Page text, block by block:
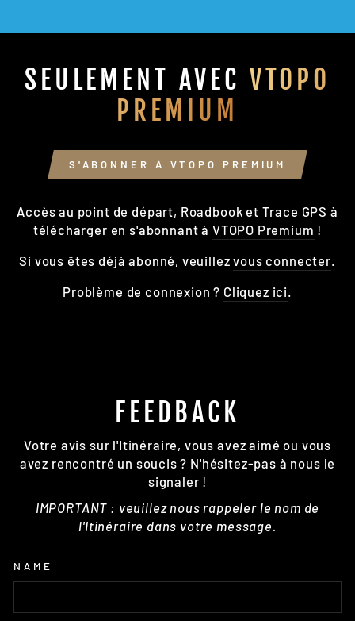
SEULEMENT AVEC VTOPO
PREMIUM
S'ABONNER À VTOPO PREMIUM
Accès au point de départ, Roadbook et Trace GPS à
télécharger en s'abonnant à VTOPO Premium !
Si vous êtes déjà abonné, veuillezvous connecter
Problème de connexion ? Cliquez ici
FEEDBACK
Votre avis sur l'Itinéraire, vous avez aimé ou vous
avez rencontré un soucis ? N'hésitez-pas à nous le
signaler !
IMPORTANT : veuillez nous rappeler le nom de
l'Itinéraire dans votre message.
NAME